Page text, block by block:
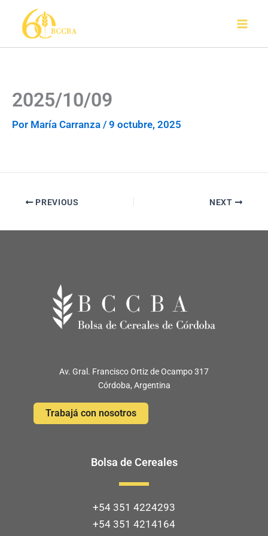
contenido
2025/10/09
Por María Carranza / 9 octubre, 2025
PREVIOUS NEXT
Av. Gral. Francisco Ortiz de Ocampo 317
Córdoba, Argentina
Trabajá con nosotros
Bolsa de Cereales
+54 351 4224293
+54 351 4214164